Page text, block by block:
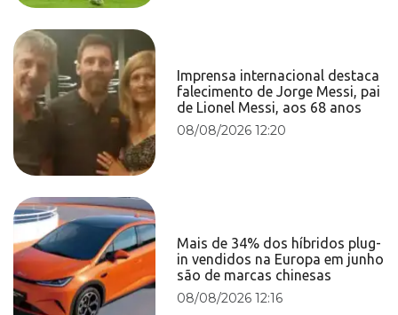
Imprensa internacional destaca
falecimento de Jorge Messi, pai
de Lionel Messi, aos 68 anos
08/08/2026 12:20
Mais de 34% dos híbridos plug-
in vendidos na Europa em junho
são de marcas chinesas
08/08/2026 12:16